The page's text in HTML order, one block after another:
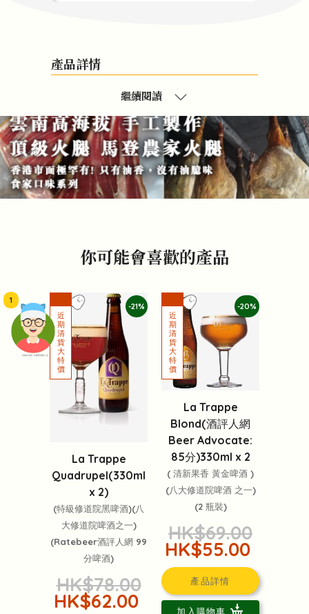
頭像生成器: 快樂家庭網上店
1
產品詳情
繼續閱讀
你可能會喜歡的產品
-21%
La Trappe
Quadrupel(330ml
x 2)
(特級修道院黑啤酒)(八
大修道院啤酒之一)
(Ratebeer酒評人網 99
分啤酒)
HK$78.00
HK$62.00
-20%
La Trappe
Blond(酒評人網
Beer Advocate:
85分)330ml x 2
( 清新果香 黃金啤酒 )
(八大修道院啤酒 之一)
(2 瓶裝)
HK$69.00
HK$55.00
產品詳情
加入購物車